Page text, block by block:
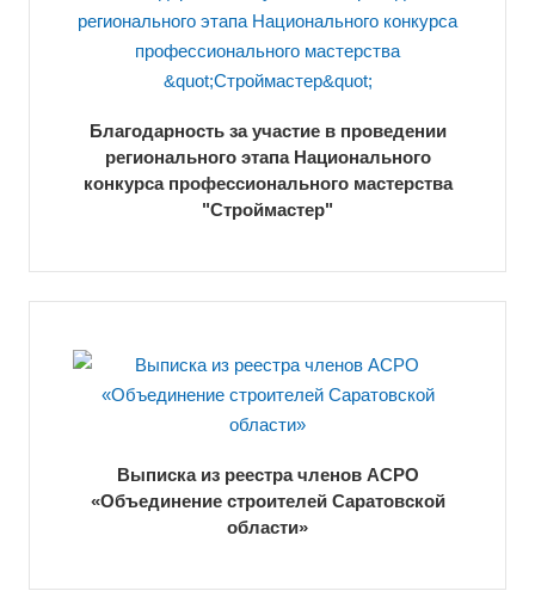
Благодарность за участие в проведении
регионального этапа Национального
конкурса профессионального мастерства
"Строймастер"
Выписка из реестра членов АСРО
«Объединение строителей Саратовской
области»